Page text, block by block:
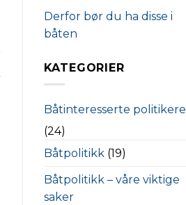
Derfor bør du ha disse i
båten
KATEGORIER
Båtinteresserte politikere
(24)
Båtpolitikk(19)
Båtpolitikk – våre viktige
saker